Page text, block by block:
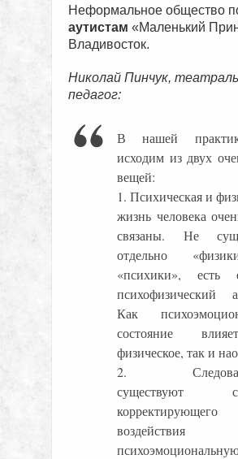
Неформальное общество
аутистам «Маленький
Владивосток.
Николай Пинчук,
педагог:
В нашей
исходим из двух
вещей:
1. Психическая и
жизнь человека
связаны. Не
отдельно
«психики», есть
психофизический
Как
состояние
физическое, так и
2.
существуют
корректирующего